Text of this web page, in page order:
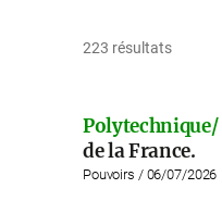
223 résultats
Polytechnique/
de la France.
Pouvoirs / 06/07/2026